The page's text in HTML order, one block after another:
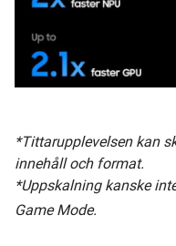
*Tittarupplevelsen kan
innehåll och format.
*Uppskalning kanske
Game Mode.